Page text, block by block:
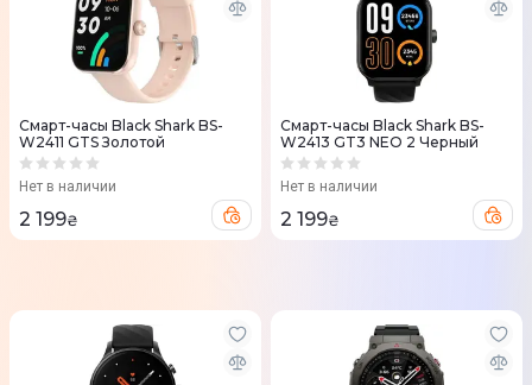
Смарт-часы Black Shark BS-
W2411 GTS Золотой
Нет в наличии
2 199₴
Смарт-часы Black Shark BS-
W2413 GT3 NEO 2 Черный
Нет в наличии
2 199₴